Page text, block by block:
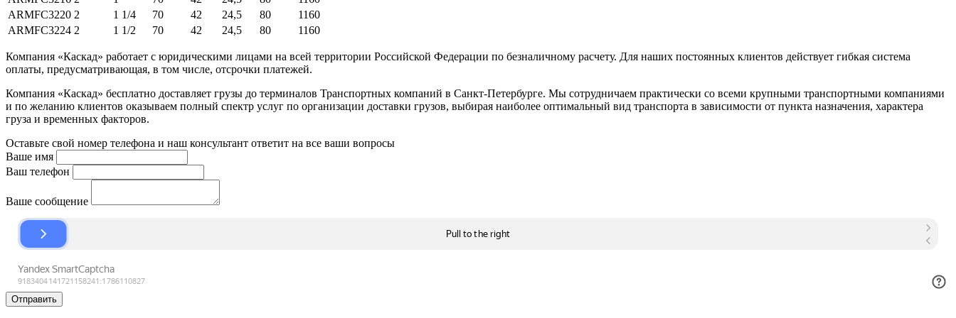
ARMFC3220 2 1 1/4 70 42 24,5 80
1160
ARMFC3224 2 1 1/2 70 42 24,5 80 1160
Компания «Каскад» работает с юридическими лицами на всей территории Российской Федерации по безналичному расчету. Для наших постоянных клиентов действует гибкая система
оплаты, предусматривающая, в том числе, отсрочки платежей.
Компания «Каскад» бесплатно доставляет грузы до терминалов Транспортных компаний в Санкт-Петербурге. Мы сотрудничаем практически со всеми крупными транспортными компаниями
и по желанию клиентов оказываем полный спектр услуг по организации доставки грузов, выбирая наиболее оптимальный вид транспорта в зависимости от пункта назначения, характера
груза и временных факторов.
Оставьте свой номер телефона и наш консультант ответит на все ваши вопросы
Ваше имя
Ваш телефон
Ваше сообщение
Отправить